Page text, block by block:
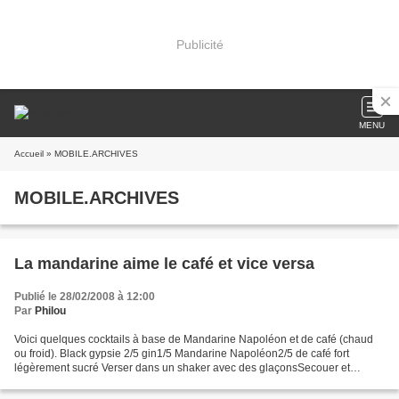
Publicité
MENU
Accueil » MOBILE.ARCHIVES
MOBILE.ARCHIVES
La mandarine aime le café et vice versa
Publié le 28/02/2008 à 12:00
Par Philou
Voici quelques cocktails à base de Mandarine Napoléon et de café (chaud
ou froid). Black gypsie 2/5 gin1/5 Mandarine Napoléon2/5 de café fort
légèrement sucré Verser dans un shaker avec des glaçonsSecouer et